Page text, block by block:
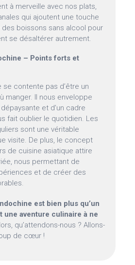
à merveille avec nos plats,
qui ajoutent une touche
boissons sans alcool pour
se désaltérer autrement.
– Points forts et
se contente pas d’être un
manger. Il nous enveloppe
et d’un cadre
fait oublier le quotidien. Les
sont une véritable
visite. De plus, le concept
de cuisine asiatique attire
nous permettant de
et de créer des
est bien plus qu’un
une aventure culinaire à ne
qu’attendons-nous ? Allons-
de cœur !